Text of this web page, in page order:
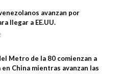
avanzan por
llegar a EE.UU.
Metro de la 80 comienzan a
China mientras avanzan las